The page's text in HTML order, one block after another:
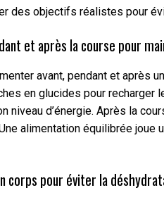
des objectifs réalistes pour
et après la course pour
avant, pendant et après
en glucides pour recharger
niveau d’énergie. Après la
alimentation équilibrée joue
corps pour éviter la